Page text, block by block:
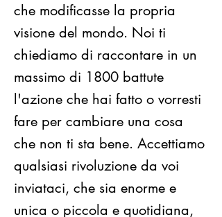
che modificasse la propria
visione del mondo. Noi ti
chiediamo di raccontare in un
massimo di 1800 battute
l'azione che hai fatto o vorresti
fare per cambiare una cosa
che non ti sta bene. Accettiamo
qualsiasi rivoluzione da voi
inviataci, che sia enorme e
unica o piccola e quotidiana,